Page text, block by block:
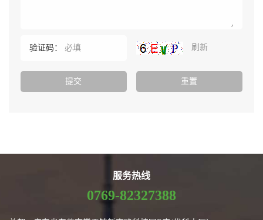
验证码： 刷新
服务热线
0769-82327388